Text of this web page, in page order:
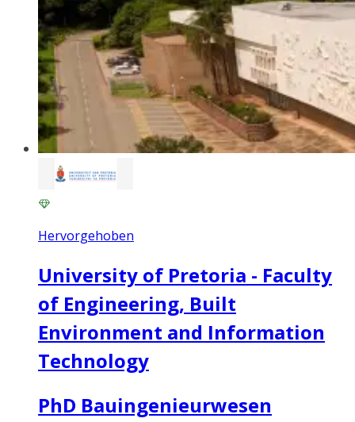
Hervorgehoben
University of Pretoria - Faculty
of Engineering, Built
Environment and Information
Technology
PhD Bauingenieurwesen